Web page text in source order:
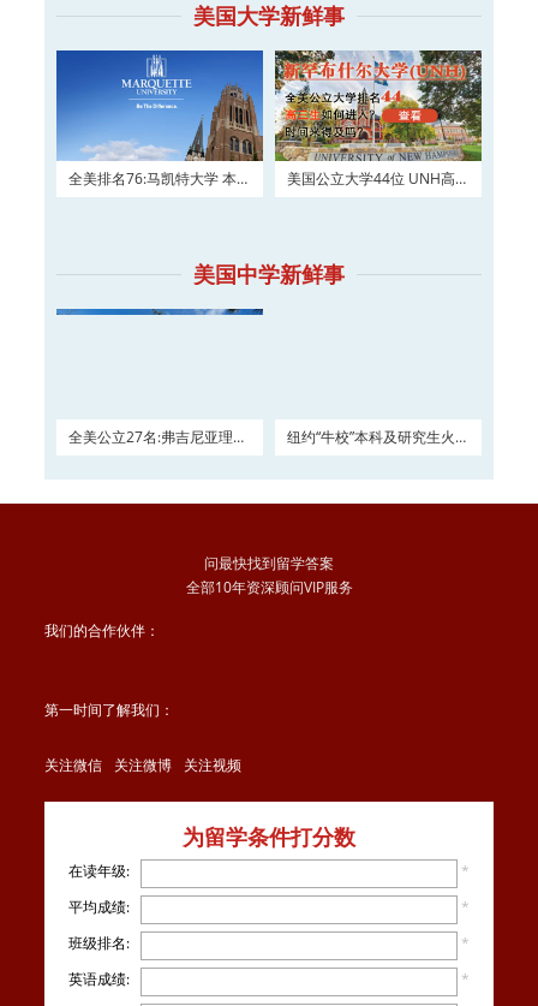
美国大学新鲜事
全美排名76:马凯特大学 本科
美国公立大学44位 UNH高三
美国中学新鲜事
全美公立27名:弗吉尼亚理工
纽约“牛校”本科及研究生火热
问最快找到留学答案
全部10年资深顾问VIP服务
我们的合作伙伴：
第一时间了解我们：
关注微信 关注微博 关注视频
为留学条件打分数
在读年级:
*
平均成绩:
*
班级排名:
*
英语成绩:
*